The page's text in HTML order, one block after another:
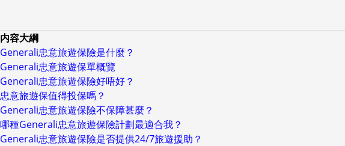
内容大綱
Generali忠意旅遊保險是什麼？
Generali忠意旅遊保單概覽
Generali忠意旅遊保險好唔好？
忠意旅遊保值得投保嗎？
Generali忠意旅遊保險不保障甚麼？
哪種Generali忠意旅遊保險計劃最適合我？
Generali忠意旅遊保險是否提供24/7旅遊援助？